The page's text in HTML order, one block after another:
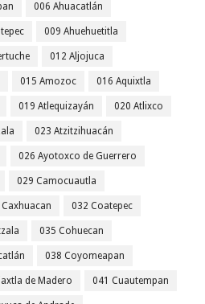
006 Ahuacatlán
009 Ahuehuetitla
012 Aljojuca
015 Amozoc 016 Aquixtla
019 Atlequizayán 020 Atlixco
023 Atzitzihuacán
026 Ayotoxco de Guerrero
029 Camocuautla
032 Coatepec
035 Cohuecan
038 Coyomeapan
de Madero 041 Cuautempan